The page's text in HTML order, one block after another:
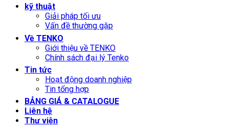
kỹ thuật
Giải pháp tối ưu
Vấn đề thường gặp
Về TENKO
Giới thiệu về TENKO
Chính sách đại lý Tenko
Tin tức
Hoạt động doanh nghiệp
Tin tổng hợp
BẢNG GIÁ & CATALOGUE
Liên hệ
Thư viện